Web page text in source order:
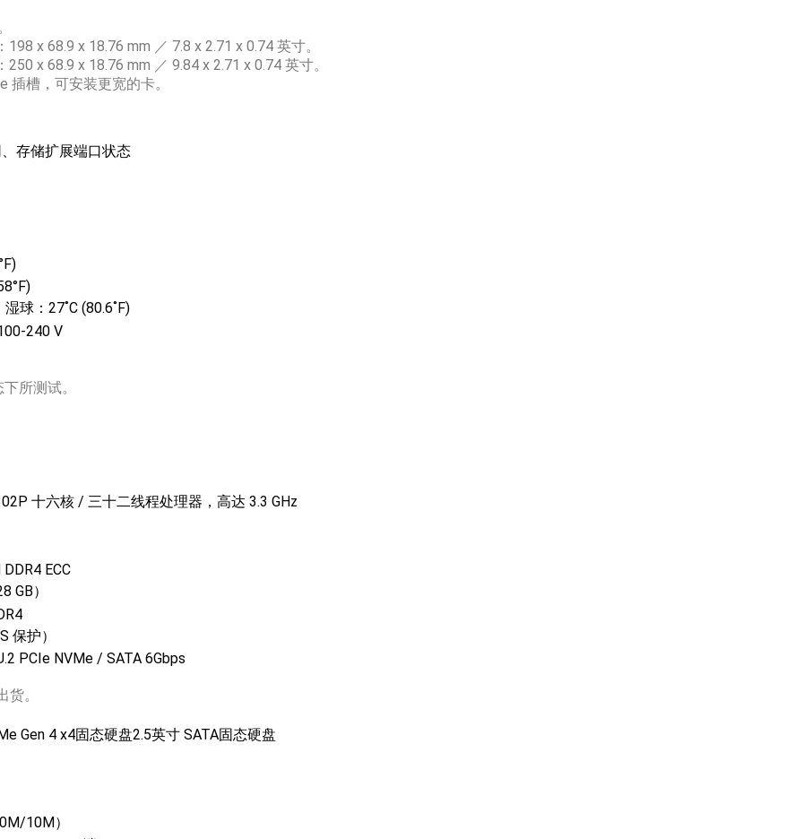
x 68.9 x 18.76 mm ／ 7.8 x 2.71 x 0.74 英寸。
x 68.9 x 18.76 mm ／ 9.84 x 2.71 x 0.74 英寸。
插槽，可安装更宽的卡。
存储扩展端口状态
球：27˚C (80.6˚F)
240 V
所测试。
十六核 / 三十二线程处理器，高达 3.3 GHz
ECC
GB）
保护）
PCIe NVMe / SATA 6Gbps
货。
Gen 4 x4固态硬盘2.5英寸 SATA固态硬盘
10M）